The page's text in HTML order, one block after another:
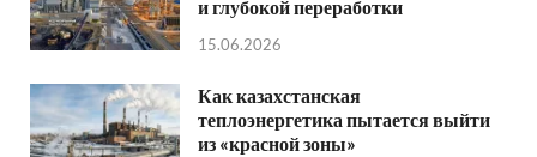
и глубокой переработки
15.06.2026
Как казахстанская
теплоэнергетика пытается выйти
из «красной зоны»